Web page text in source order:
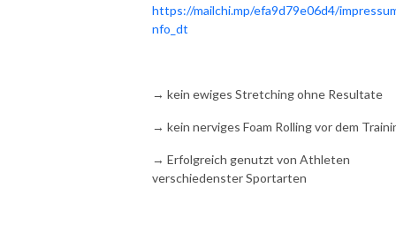
https://mailchi.mp/efa9d79e06d4/
nfo_dt
→ kein ewiges Stretching ohne Resultate
→ kein nerviges Foam Rolling vor dem
→ Erfolgreich genutzt von Athleten
verschiedenster Sportarten